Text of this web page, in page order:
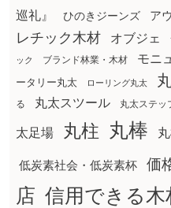
巡礼』
ひのきジーンズ ア
レチック木材
オブジェ
ック ブランド林業・木材 モニ
ータリー丸太
ローリング丸太
る
丸太スツール 丸太ステッ
太足場 丸柱 丸棒
低炭素社会・低炭素杯 価
店 信用できる木